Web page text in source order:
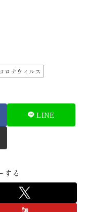
コロナウィルス
LINE
る